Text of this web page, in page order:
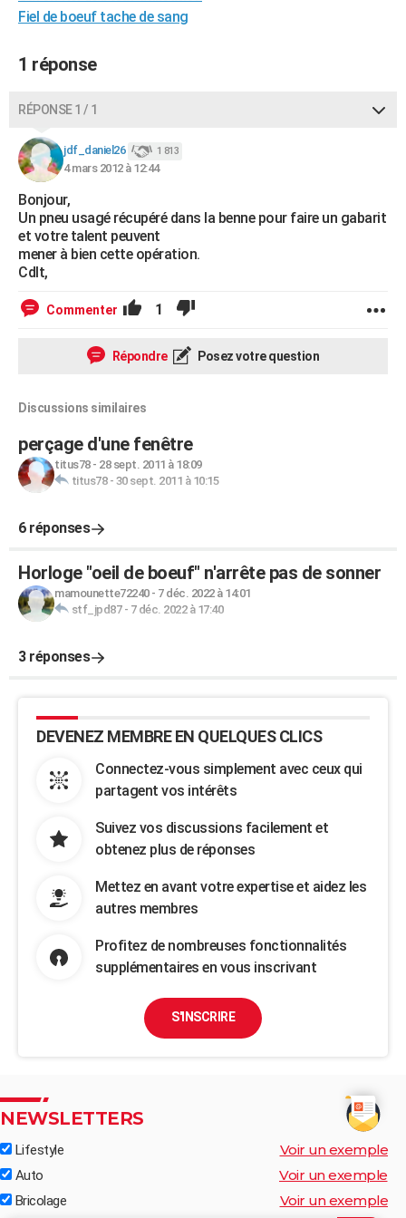
Destinations
City break
Voyage nature
Voyage de noces
Forum
Climat
PHOTO
GUIDES D'ACHAT
Carte de Noël
Carte Bonne année
Carte Saint-Valentin
Carte Pâques
Carte d'anniversaire
DICTIONNAIRE
Dictionnaire
Biographies
Citations
Expressions
Proverbes
PROGRAMME TV
COPAINS D'AVANT
S'inscrire
Se connecter
Lycées
Collèges
Primaires
Universités
Entreprises
Service militaire
Avis de recherche
AVIS DE DÉCÈS
FORUM
Fiel de boeuf tache de sang
1 réponse
RÉPONSE 1 / 1
jdf_daniel26 1 813
4 mars 2012 à 12:44
Bonjour,
Un pneu usagé récupéré dans la benne pour faire un gabarit
et votre talent peuvent
mener à bien cette opération.
Cdlt,
Commenter 1
Répondre Posez votre question
Discussions similaires
perçage d'une fenêtre
titus78- 28 sept. 2011 à 18:09
titus78- 30 sept. 2011 à 10:15
6 réponses
Horloge "oeil de boeuf" n'arrête pas de sonner
mamounette72240- 7 déc. 2022 à 14:01
stf_jpd87- 7 déc. 2022 à 17:40
3 réponses
DEVENEZ MEMBRE EN QUELQUES CLICS
Connectez-vous simplement avec ceux qui
partagent vos intérêts
Suivez vos discussions facilement et
obtenez plus de réponses
Mettez en avant votre expertise et aidez les
autres membres
Profitez de nombreuses fonctionnalités
supplémentaires en vous inscrivant
S'INSCRIRE
NEWSLETTERS
Lifestyle Voir un exemple
Auto Voir un exemple
Bricolage Voir un exemple